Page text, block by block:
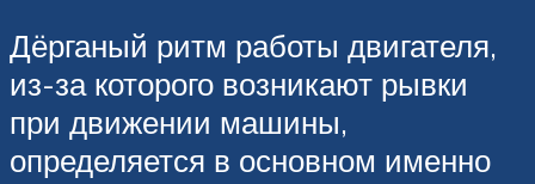
Дёрганый ритм работы двигателя,
из-за которого возникают рывки
при движении машины,
определяется в основном именно